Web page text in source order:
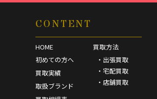
CONTENT
HOME
初めての方へ
買取実績
取扱ブランド
買取方法
・出張買取
・宅配買取
・店舗買取